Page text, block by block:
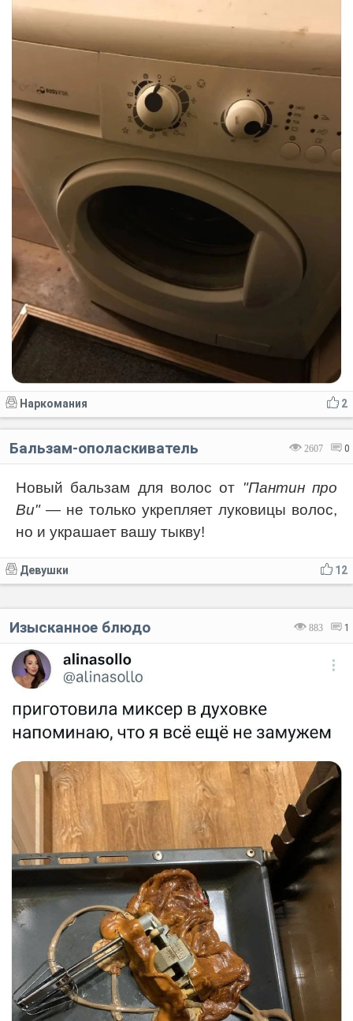
2
Наркомания
2607 0
Бальзам-ополаскиватель
Новый бальзам для волос от "Пантин про
Ви"— не только укрепляет луковицы волос,
но и украшает вашу тыкву!
12
Девушки
883 1
Изысканное блюдо